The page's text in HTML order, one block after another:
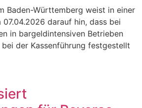
Baden-Württemberg weist in einer
darauf hin, dass bei
in bargeldintensiven Betrieben
der Kassenführung festgestellt